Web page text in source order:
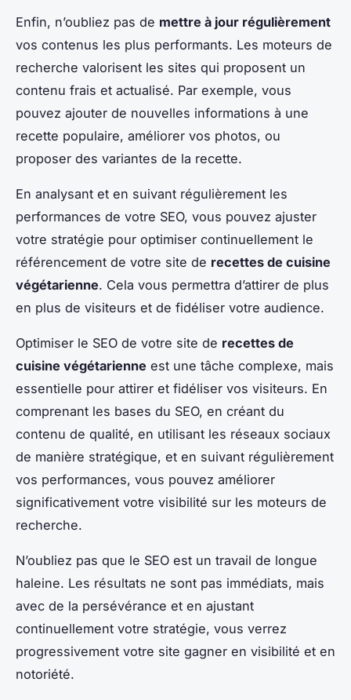
Enfin, n’oubliez pas de mettre à jour régulièrement
vos contenus les plus performants. Les moteurs de
recherche valorisent les sites qui proposent un
contenu frais et actualisé. Par exemple, vous
pouvez ajouter de nouvelles informations à une
recette populaire, améliorer vos photos, ou
proposer des variantes de la recette.
En analysant et en suivant régulièrement les
performances de votre SEO, vous pouvez ajuster
votre stratégie pour optimiser continuellement le
référencement de votre site de recettes de cuisine
végétarienne. Cela vous permettra d’attirer de plus
en plus de visiteurs et de fidéliser votre audience.
Optimiser le SEO de votre site de recettes de
cuisine végétarienne est une tâche complexe, mais
essentielle pour attirer et fidéliser vos visiteurs. En
comprenant les bases du SEO, en créant du
contenu de qualité, en utilisant les réseaux sociaux
de manière stratégique, et en suivant régulièrement
vos performances, vous pouvez améliorer
significativement votre visibilité sur les moteurs de
recherche.
N’oubliez pas que le SEO est un travail de longue
haleine. Les résultats ne sont pas immédiats, mais
avec de la persévérance et en ajustant
continuellement votre stratégie, vous verrez
progressivement votre site gagner en visibilité et en
notoriété.